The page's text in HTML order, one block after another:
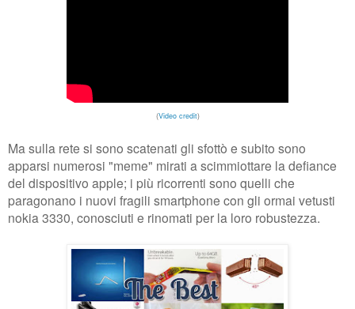
(Video credit)
Ma sulla rete si sono scatenati gli sfottò e subito sono
apparsi numerosi "meme" mirati a scimmiottare la defiance
del dispositivo apple; i più ricorrenti sono quelli che
paragonano i nuovi fragili smartphone con gli ormai vetusti
nokia 3330, conosciuti e rinomati per la loro robustezza.